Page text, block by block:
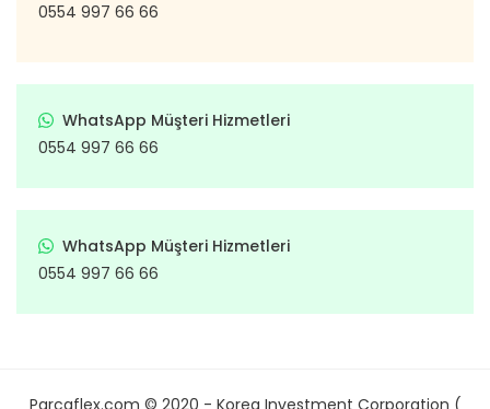
0554 997 66 66
WhatsApp Müşteri Hizmetleri
0554 997 66 66
WhatsApp Müşteri Hizmetleri
0554 997 66 66
Parcaflex.com © 2020 - Korea Investment Corporation (